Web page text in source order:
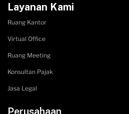
Layanan Kami
Ruang Kantor
Virtual Office
Ruang Meeting
Konsultan Pajak
Jasa Legal
Perusahaan